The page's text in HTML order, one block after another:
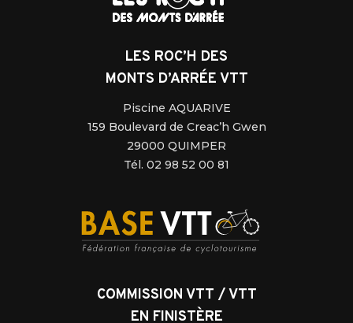
LES ROC’H DES
MONTS D’ARRÉE VTT
Piscine AQUARIVE
159 Boulevard de Creac’h Gwen
29000 QUIMPER
Tél. 02 98 52 00 81
COMMISSION VTT / VTT
EN FINISTÈRE